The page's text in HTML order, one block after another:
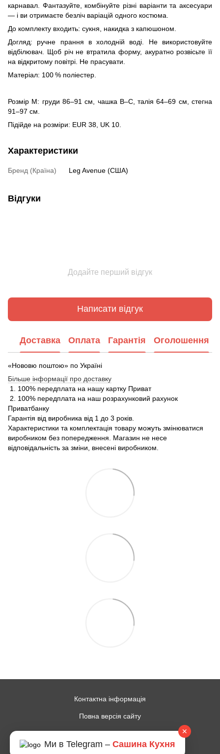
карнавал. Фантазуйте, комбінуйте різні варіанти та аксесуари
— і ви отримаєте безліч варіацій одного костюма.
До комплекту входить: сукня, накидка з капюшоном.
Догляд: ручне прання в холодній воді. Не використовуйте
відбілювач. Щоб річ не втратила форму, акуратно розвісьте її
на відкритому повітрі. Не прасувати.
Матеріал: 100 % поліестер.
Розмір M: груди 86–91 см, чашка В–С, талія 64–69 см, стегна
91–97 см.
Підійде на розміри: EUR 38, UK 10.
Характеристики
Бренд (Країна) Leg Avenue (США)
Відгуки
Додайте перший відгук
Написати відгук
Доставка Оплата Гарантія Оголошення
«Нововю поштою» по Україні
Більше інформації про доставку
1. 100% передплата на нашу картку Приват
2. 100% передплата на наш розрахунковий рахунок
Приватбанку
Гарантія від виробника від 1 до 3 років.
Характеристики та комплектація товару можуть змінюватися
виробником без попередження. Магазин не несе
відповідальність за зміни, внесені виробником.
Контактна інформація
Повна версія сайту
© 2014—2026
Рус Укр
✕
Ми в Telegram – Сашина Кухня